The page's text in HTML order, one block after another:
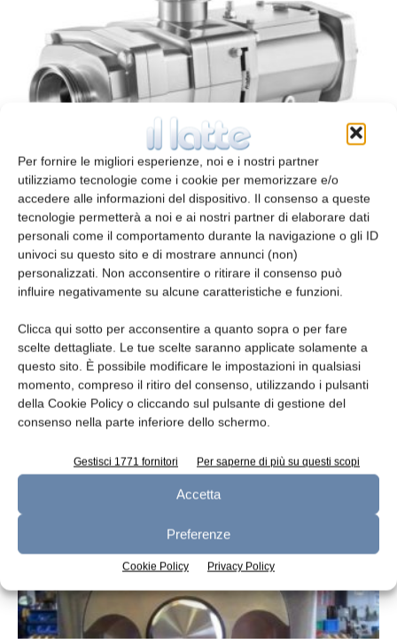
Per fornire le migliori esperienze, noi e i nostri partner
utilizziamo tecnologie come i cookie per memorizzare e/o
accedere alle informazioni del dispositivo. Il consenso a queste
tecnologie permetterà a noi e ai nostri partner di elaborare dati
personali come il comportamento durante la navigazione o gli ID
univoci su questo sito e di mostrare annunci (non)
personalizzati. Non acconsentire o ritirare il consenso può
influire negativamente su alcune caratteristiche e funzioni.
Clicca qui sotto per acconsentire a quanto sopra o per fare
scelte dettagliate. Le tue scelte saranno applicate solamente a
questo sito. È possibile modificare le impostazioni in qualsiasi
momento, compreso il ritiro del consenso, utilizzando i pulsanti
della Cookie Policy o cliccando sul pulsante di gestione del
consenso nella parte inferiore dello schermo.
Gestisci 1771 fornitori Per saperne di più su questi scopi
Accetta
Preferenze
Cookie Policy Privacy Policy
Pompe sanitarie
redazione 9 Aprile 2017
Pompe centrifughe sicure e versatili
redazione 1 Aprile 2016